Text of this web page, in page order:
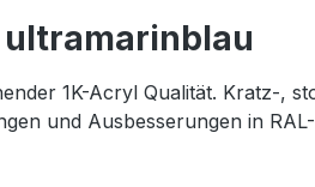
ultramarinblau
1K-Acryl Qualität. Kratz-,
und Ausbesserungen in